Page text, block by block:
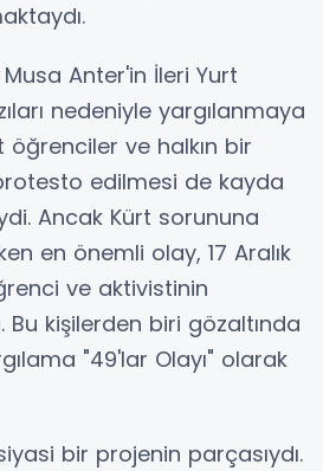
Anter'in İleri Yurt
nedeniyle yargılanmaya
öğrenciler ve halkın bir
edilmesi de kayda
Ancak Kürt sorununa
en önemli olay, 17 Aralık
ve aktivistinin
Bu kişilerden biri gözaltında
"49'lar Olayı" olarak
bir projenin parçasıydı.